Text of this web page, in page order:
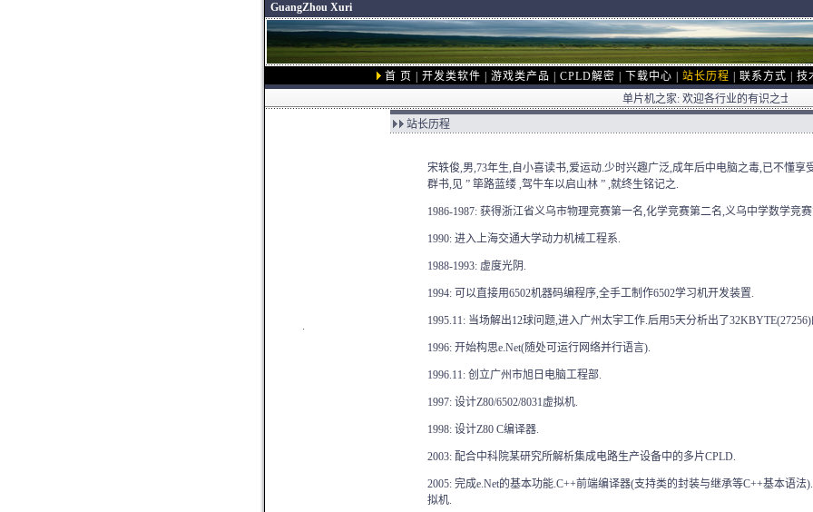
GuangZhou Xuri
首 页 开发类软件 游戏类产品 CPLD解密 下载中心 站长历程 联系方式
技
单片机之家: 欢迎各行业的有识之士跟我
.
站长历程
宋轶俊,男,73年生,自小喜读书,爱运动.少时兴趣广泛,成年后中电脑之毒,已不懂享
群书,见 ” 筚路蓝缕 ,驾牛车以启山林 ” ,就终生铭记之.
1986-1987: 获得浙江省义乌市物理竞赛第一名,化学竞赛第二名,义乌中学数学竞
1990: 进入上海交通大学动力机械工程系.
1988-1993: 虚度光阴.
1994: 可以直接用6502机器码编程序,全手工制作6502学习机开发装置.
1995.11: 当场解出12球问题,进入广州太宇工作.后用5天分析出了
1996: 开始构思e.Net(随处可运行网络并行语言).
1996.11: 创立广州市旭日电脑工程部.
1997: 设计Z80/6502/8031虚拟机.
1998: 设计Z80 C编译器.
2003: 配合中科院某研究所解析集成电路生产设备中的多片CPLD.
2005: 完成e.Net的基本功能.C++前端编译器(支持类的封装与继承等C++基本语法
拟机.